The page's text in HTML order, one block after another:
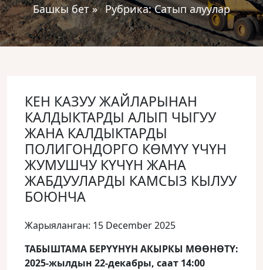
Башкы бет» Рубрика:Сатып алуулар
КЕН КАЗУУ ЖАЙЛАРЫНАН
КАЛДЫКТАРДЫ АЛЫП ЧЫГУУ
ЖАНА КАЛДЫКТАРДЫ
ПОЛИГОНДОРГО КӨМҮҮ ҮЧҮН
ЖУМУШЧУ КҮЧҮН ЖАНА
ЖАБДУУЛАРДЫ КАМСЫЗ КЫЛУУ
БОЮНЧА
Жарыяланган: 15 December 2025
ТАБЫШТАМА БЕРҮҮНҮН АКЫРКЫ МӨӨНӨТҮ:
2025-жылдын 22-декабры, саат 14:00